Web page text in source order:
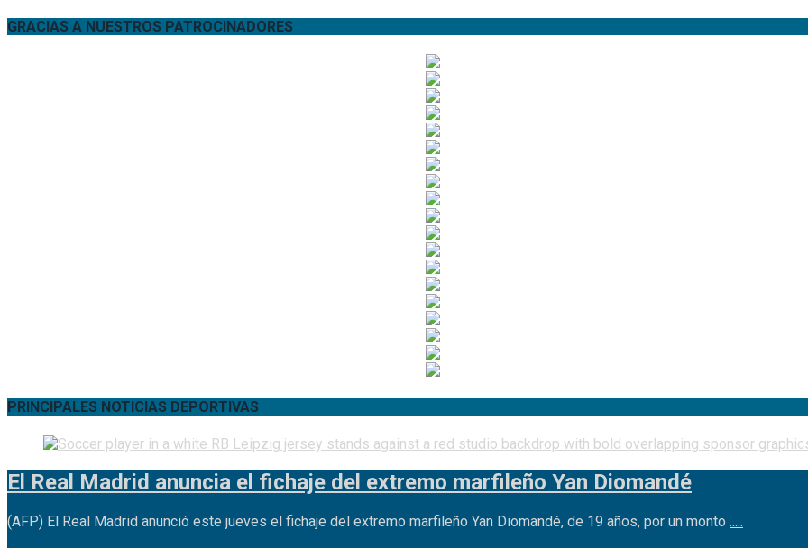
GRACIAS A NUESTROS PATROCINADORES
PRINCIPALES NOTICIAS DEPORTIVAS
El Real Madrid anuncia el fichaje del extremo marfileño Yan Diomandé
(AFP) El Real Madrid anunció este jueves el fichaje del extremo marfileño Yan Diomandé, de 19 años, por un monto .....